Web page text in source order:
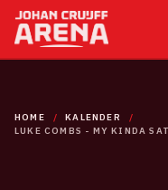
HOME
KALENDER
LUKE COMBS - MY KINDA